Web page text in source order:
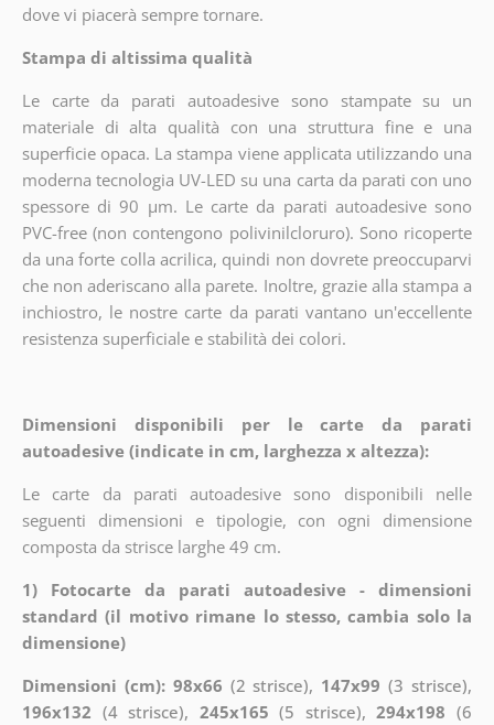
dove vi piacerà sempre tornare.
Stampa di altissima qualità
Le carte da parati autoadesive sono stampate su un
materiale di alta qualità con una struttura fine e una
superficie opaca. La stampa viene applicata utilizzando una
moderna tecnologia UV-LED su una carta da parati con uno
spessore di 90 µm. Le carte da parati autoadesive sono
PVC-free (non contengono polivinilcloruro). Sono ricoperte
da una forte colla acrilica, quindi non dovrete preoccuparvi
che non aderiscano alla parete. Inoltre, grazie alla stampa a
inchiostro, le nostre carte da parati vantano un'eccellente
resistenza superficiale e stabilità dei colori.
Dimensioni disponibili per le carte da parati
autoadesive (indicate in cm, larghezza x altezza):
Le carte da parati autoadesive sono disponibili nelle
seguenti dimensioni e tipologie, con ogni dimensione
composta da strisce larghe 49 cm.
1) Fotocarte da parati autoadesive - dimensioni
standard (il motivo rimane lo stesso, cambia solo la
dimensione)
Dimensioni (cm): 98x66 (2 strisce), 147x99 (3 strisce),
196x132 (4 strisce), 245x165 (5 strisce),294x198 (6